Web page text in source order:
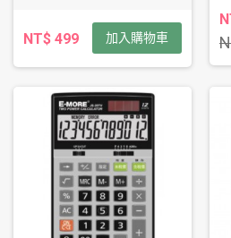
NT$ 499 加入購物車